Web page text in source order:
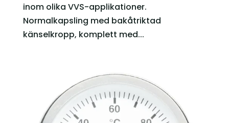
inom olika VVS-applikationer.
Normalkapsling med bakåtriktad
känselkropp, komplett med...